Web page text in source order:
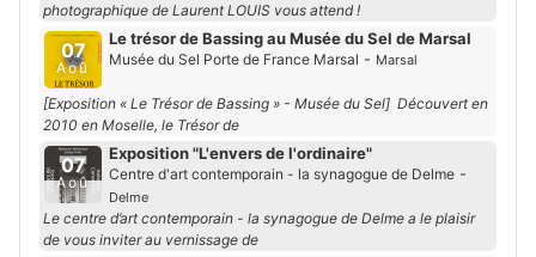
photographique de Laurent LOUIS vous attend !
07
Aoû
Le trésor de Bassing au Musée du Sel de Marsal
Musée du Sel Porte de France Marsal - Marsal
[Exposition « Le Trésor de Bassing » - Musée du Sel] Découvert en
2010 en Moselle, le Trésor de
07
Aoû
Exposition "L'envers de l'ordinaire"
Centre d'art contemporain - la synagogue de Delme -
Delme
Le centre d’art contemporain - la synagogue de Delme a le plaisir
de vous inviter au vernissage de